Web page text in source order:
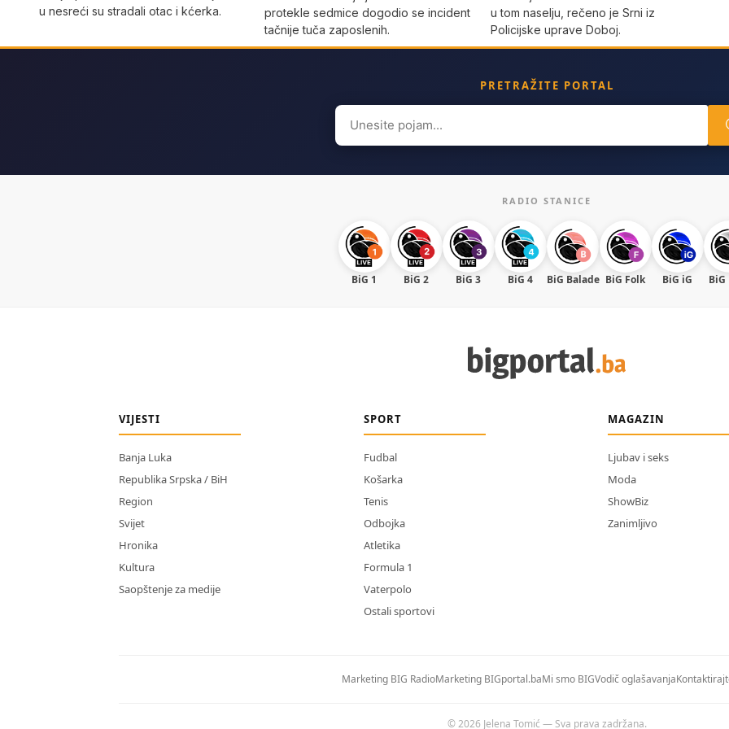
u nesreći su stradali otac i kćerka.
protekle sedmice dogodio se incident
tačnije tuča zaposlenih.
u tom naselju, rečeno je Srni iz
Policijske uprave Doboj.
PRETRAŽITE PORTAL
Search
for:
RADIO STANICE
BiG 1 BiG 2 BiG 3 BiG 4 BiG Balade BiG Folk BiG iG BiG
VIJESTI
Banja Luka
Republika Srpska / BiH
Region
Svijet
Hronika
Kultura
Saopštenje za medije
SPORT
Fudbal
Košarka
Tenis
Odbojka
Atletika
Formula 1
Vaterpolo
Ostali sportovi
MAGAZIN
Ljubav i seks
Moda
ShowBiz
Zanimljivo
Marketing BIG RadioMarketing BIGportal.baMi smo BIGVodič oglašavanja
© 2026 Jelena Tomić — Sva prava zadržana.